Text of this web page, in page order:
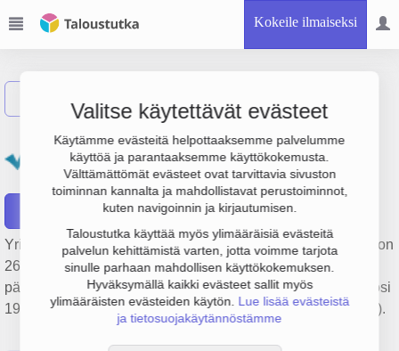
Kokeile ilmaiseksi
Valitse käytettävät evästeet
Käytämme evästeitä helpottaaksemme palvelumme
käyttöä ja parantaaksemme käyttökokemusta.
Välttämättömät evästeet ovat tarvittavia sivuston
toiminnan kannalta ja mahdollistavat perustoiminnot,
kuten navigoinnin ja kirjautumisen.
Taloustutka käyttää myös ylimääräisiä evästeitä
palvelun kehittämistä varten, jotta voimme tarjota
sinulle parhaan mahdollisen käyttökokemuksen.
Hyväksymällä kaikki evästeet sallit myös
ylimääräisten evästeiden käytön. Lue lisää evästeistä
ja tietosuojakäytännöstämme
Teollisuusmaalaamo M
Fingerroos Oy
Yrityksen Teollisuusmaalaamo M Fingerroos Oy liikevaihto on
261 000 €, tulos 1 000 € ja henkilöstömäärä 4. Sen
päätoimiala on Muu rakennusten viimeistely, perustamisvuosi
1978 ja sijainti Turku. Yrityksen yhtiömuoto Osakeyhtiö (OY).